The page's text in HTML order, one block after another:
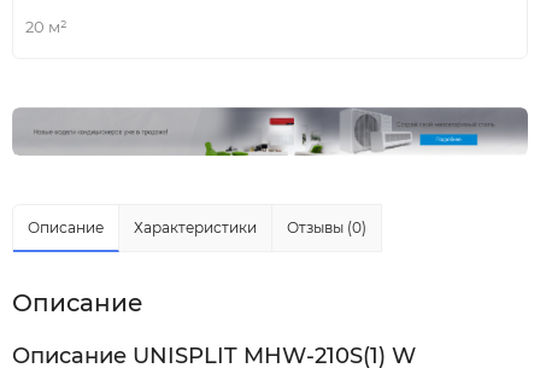
20 м²
Описание Характеристики Отзывы (0)
Описание
Описание UNISPLIT MHW-210S(1) W